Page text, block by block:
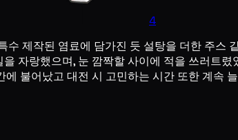
4
제작된 염료에 담가진 듯 설탕을 더한 주스
자랑했으며, 눈 깜짝할 사이에 적을 쓰러트
불어났고 대전 시 고민하는 시간 또한 계속